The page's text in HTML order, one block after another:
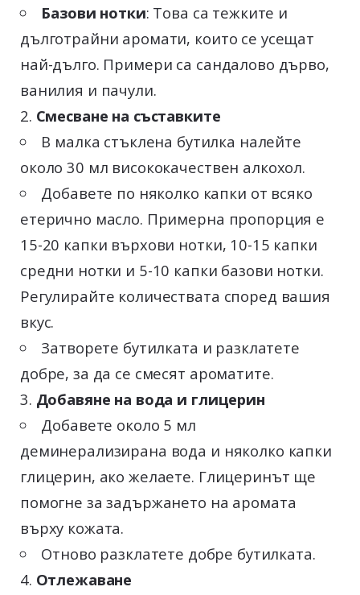
Базови нотки: Това са тежките и
дълготрайни аромати, които се усещат
най-дълго. Примери са сандалово дърво,
ванилия и пачули.
Смесване на съставките
В малка стъклена бутилка налейте
около 30 мл висококачествен алкохол.
Добавете по няколко капки от всяко
етерично масло. Примерна пропорция е
15-20 капки върхови нотки, 10-15 капки
средни нотки и 5-10 капки базови нотки.
Регулирайте количествата според вашия
вкус.
Затворете бутилката и разклатете
добре, за да се смесят ароматите.
Добавяне на вода и глицерин
Добавете около 5 мл
деминерализирана вода и няколко капки
глицерин, ако желаете. Глицеринът ще
помогне за задържането на аромата
върху кожата.
Отново разклатете добре бутилката.
Отлежаване